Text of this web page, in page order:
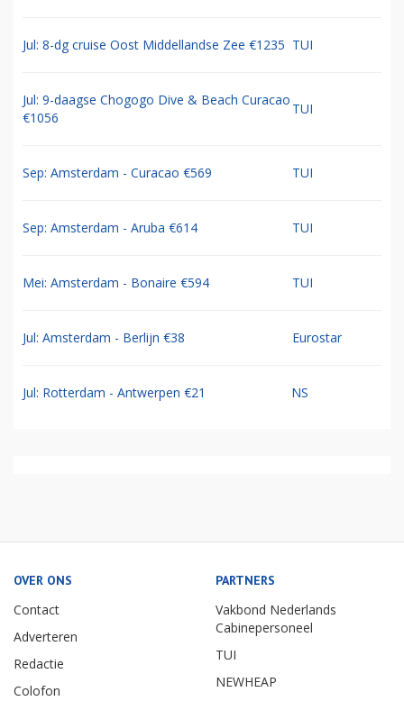
Jul: 8-dg cruise Oost Middellandse Zee €1235 TUI
Jul: 9-daagse Chogogo Dive & Beach Curacao
€1056
TUI
Sep: Amsterdam - Curacao €569 TUI
Sep: Amsterdam - Aruba €614 TUI
Mei: Amsterdam - Bonaire €594 TUI
Jul: Amsterdam - Berlijn €38 Eurostar
Jul: Rotterdam - Antwerpen €21 NS
OVER ONS
Contact
Adverteren
Redactie
Colofon
PARTNERS
Vakbond Nederlands
Cabinepersoneel
TUI
NEWHEAP